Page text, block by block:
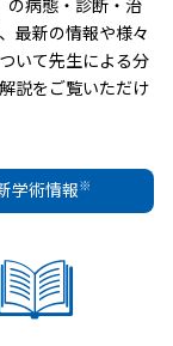
の病態・診断・治
最新の情報や様々
いて先生による分
説をご覧いただけ
学術情報※